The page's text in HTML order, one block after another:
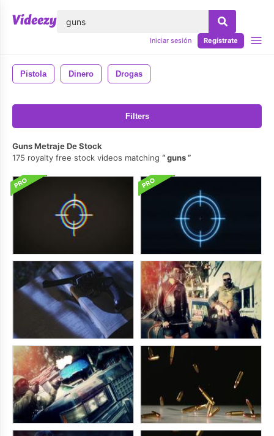
Iniciar sesión Regístrate
Pistola Dinero Drogas
Filters
Guns Metraje De Stock
175 royalty free stock videos matching
guns